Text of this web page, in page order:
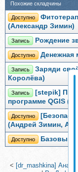
Похожие складчины
Доступно
(Александр Зимин)
Запись Рождение
Доступно Денежная
Запись
Заряди
Королёва)
Запись
[stepik]
программе QGIS
Доступно
(Андрей Зимин,
Доступно Базовый
< [dr_mashkina]